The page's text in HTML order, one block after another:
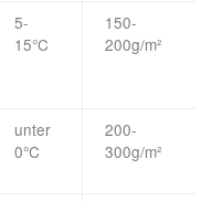
5-
15°C
150-
200g/m²
unter
0°C
200-
300g/m²